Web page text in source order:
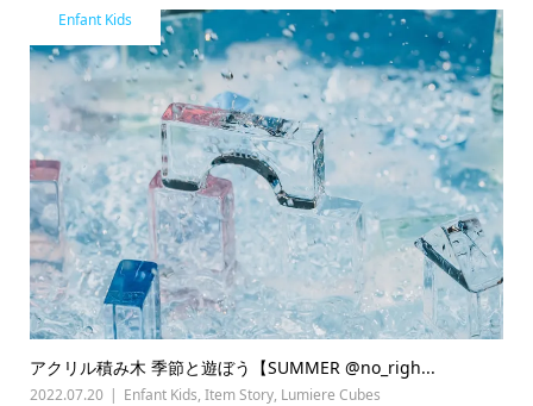
Enfant Kids
アクリル積み木 季節と遊ぼう【SUMMER @no_righ...
2022.07.20 Enfant Kids, Item Story, Lumiere Cubes